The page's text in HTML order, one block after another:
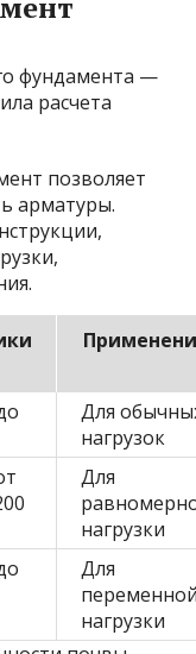
позволяет
арматуры.
Для
нагрузок
Для
нагрузки
Для
нагрузки